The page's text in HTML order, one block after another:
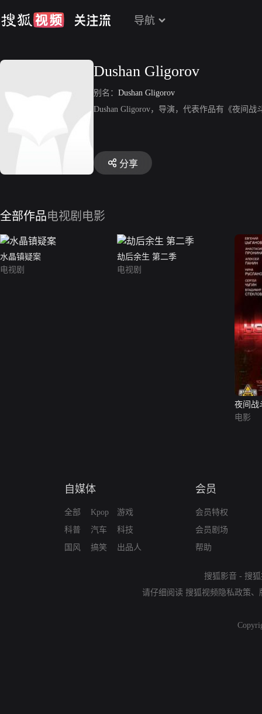
导航
Dushan Gligorov
别名： Dushan Gligorov
Dushan Gligorov，导演，代表作品有《夜间战
分享
全部作品电视剧 电影
水晶镇疑案
电视剧
劫后余生 第二季
电视剧
夜间战
电影
自媒体
全部
科普
国风
Kpop
汽车
搞笑
游戏
科技
出品人
会员
会员特权
会员剧场
帮助
搜狐影音 - 搜
请仔细阅读 搜狐视频隐私政策、